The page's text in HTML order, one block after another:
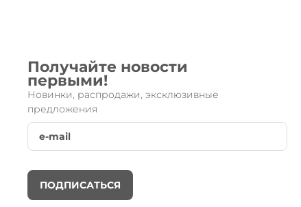
Получайте новости
первыми!
Новинки, распродажи, эксклюзивные
предложения
ПОДПИСАТЬСЯ